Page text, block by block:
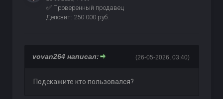
✅ Проверенный продавец
Депозит: 250 000 руб.
(26-05-2026, 03:40)
vovan264 написал:
Подскажите кто пользовался?